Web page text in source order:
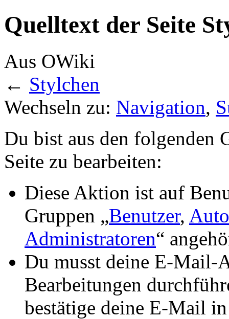
Quelltext der Seite
Aus OWiki
← Stylchen
Wechseln zu: Navigation,
Du bist aus den folgenden
Seite zu bearbeiten:
Diese Aktion ist auf
Gruppen „Benutzer,
Administratoren“
Du musst deine E-Mail-
Bearbeitungen
bestätige deine E-Mail